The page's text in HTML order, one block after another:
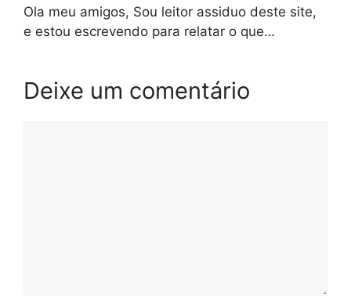
Ola meu amigos, Sou leitor assiduo deste site,
e estou escrevendo para relatar o que…
Deixe um comentário